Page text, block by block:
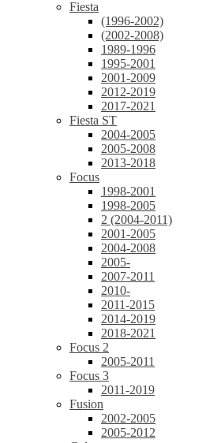
Fiesta
(1996-2002)
(2002-2008)
1989-1996
1995-2001
2001-2009
2012-2019
2017-2021
Fiesta ST
2004-2005
2005-2008
2013-2018
Focus
1998-2001
1998-2005
2 (2004-2011)
2001-2005
2004-2008
2005-
2007-2011
2010-
2011-2015
2014-2019
2018-2021
Focus 2
2005-2011
Focus 3
2011-2019
Fusion
2002-2005
2005-2012